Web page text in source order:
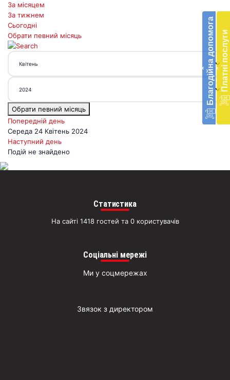
‹ Благодійна допомогав
‹ Платні послуги
За місяцем
За тижнем
Сьогодні
Обрати певний місяць
Обрати певний місяць
Попередній день
Середа 24 Квітень 2024
Наступний день
Подій не знайдено
Статистика
На сайті 1418 гостей та 0 користувачів
Соціальні мережі
Ми у соцмережах
Звязок з директором